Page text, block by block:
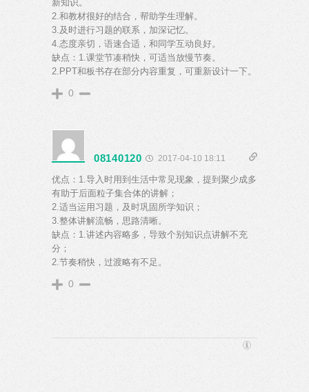
新知识。
2.和教材很好的结合，帮助学生理解。
3.及时进行习题的联系，加深记忆。
4.态度亲切，语速合适，和同学互动良好。
缺点：1.课堂节凑稍快，可适当放慢节奏。
2.PPT和板书存在部分内容重复，可重新设计一下。
0
08140120 2017-04-10 18:11
优点：1.导入时用到生活中常见现象，提到聚少成多
有助于后面粒子集合体的讲解；
2.适当运用习题，及时巩固所学知识；
3.整体讲解流畅，思路清晰。
缺点：1.讲述内容略多，导致个别知识点讲解不充
分；
2.节奏稍快，过渡略有不足。
0